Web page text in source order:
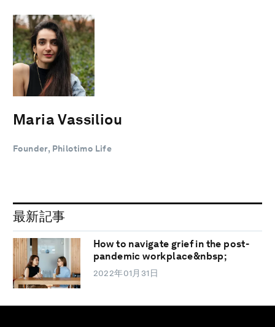
Maria Vassiliou
Founder, Philotimo Life
最新記事
How to navigate grief in the post-
pandemic workplace&nbsp;
2022年01月31日